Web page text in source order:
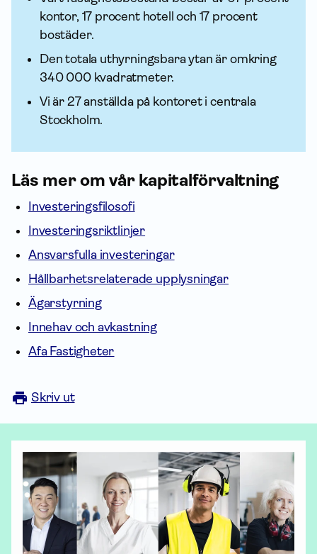
kontor, 17 procent hotell och 17 procent
bostäder.
Den totala uthyrningsbara ytan är omkring
340 000 kvadratmeter.
Vi är 27 anställda på kontoret i centrala
Stockholm.
Läs mer om vår kapital­förvaltning
Investeringsfilosofi
Investeringsriktlinjer
Ansvarsfulla investeringar
Hållbarhetsrelaterade upplysningar
Ägarstyrning
Innehav och avkastning
Afa Fastigheter
Skriv ut